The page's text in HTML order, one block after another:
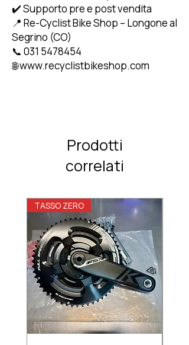
✔️ Supporto pre e post vendita
📍 Re-Cyclist Bike Shop – Longone al
Segrino (CO)
📞 031 5478454
🌐 www.recyclistbikeshop.com
Prodotti
correlati
TASSO ZERO